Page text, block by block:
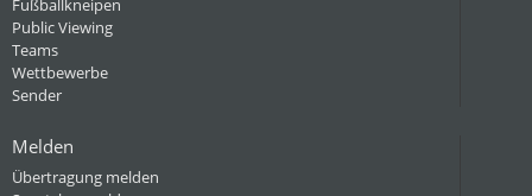
Fußballkneipen
Public Viewing
Teams
Wettbewerbe
Sender
Melden
Übertragung melden